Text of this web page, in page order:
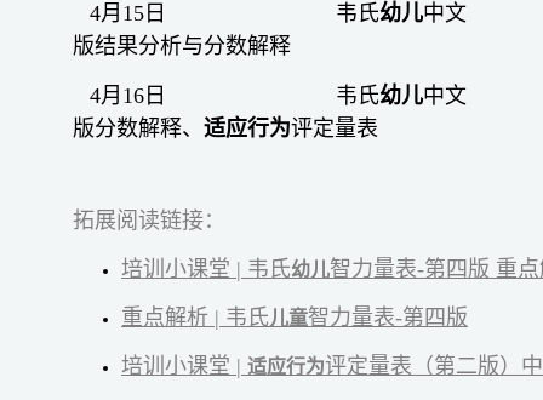
4月15日 韦氏幼儿中文
版结果分析与分数解释
4月16日 韦氏幼儿中文
版分数解释、 适应行为评定量表
拓展阅读链接：
培训小课堂 | 韦氏幼儿智力量表-第四版 重
重点解析 | 韦氏儿童智力量表-第四版
培训小课堂 | 适应行为评定量表（第二版）